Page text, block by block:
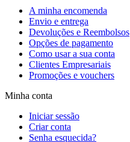
A minha encomenda
Envio e entrega
Devoluções e Reembolsos
Opções de pagamento
Como usar a sua conta
Clientes Empresariais
Promoções e vouchers
Minha conta
Iniciar sessão
Criar conta
Senha esquecida?